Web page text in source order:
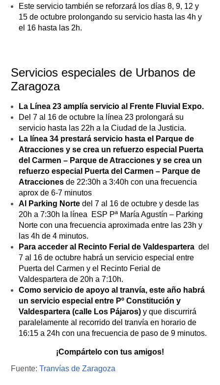
Este servicio también se reforzará los días 8, 9, 12 y
15 de octubre prolongando su servicio hasta las 4h y
el 16 hasta las 2h.
Servicios especiales de Urbanos de
Zaragoza
La Línea 23 amplía servicio al Frente Fluvial Expo.
Del 7 al 16 de octubre la línea 23 prolongará su
servicio hasta las 22h a la Ciudad de la Justicia.
La línea 34 prestará servicio hasta el Parque de
Atracciones y se crea un refuerzo especial Puerta
del Carmen – Parque de Atracciones y se crea un
refuerzo especial Puerta del Carmen – Parque de
Atracciones de 22:30h a 3:40h con una frecuencia
aprox de 6-7 minutos
Al Parking Norte del 7 al 16 de octubre y desde las
20h a 7:30h la línea ESP Pª María Agustín – Parking
Norte con una frecuencia aproximada entre las 23h y
las 4h de 4 minutos.
Para acceder al Recinto Ferial de Valdespartera del
7 al 16 de octubre habrá un servicio especial entre
Puerta del Carmen y el Recinto Ferial de
Valdespartera de 20h a 7:10h.
Como servicio de apoyo al tranvía, este año habrá
un servicio especial entre Pº Constitución y
Valdespartera (calle Los Pájaros) y que discurrirá
paralelamente al recorrido del tranvía en horario de
16:15 a 24h con una frecuencia de paso de 9 minutos.
¡Compártelo con tus amigos!
Fuente: Tranvías de Zaragoza